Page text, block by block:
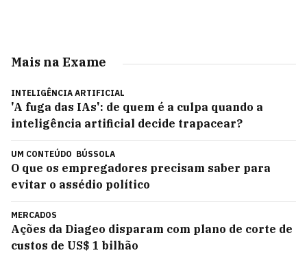
Mais na Exame
INTELIGÊNCIA ARTIFICIAL
'A fuga das IAs': de quem é a culpa quando a
inteligência artificial decide trapacear?
UM CONTEÚDO BÚSSOLA
O que os empregadores precisam saber para
evitar o assédio político
MERCADOS
Ações da Diageo disparam com plano de corte de
custos de US$ 1 bilhão